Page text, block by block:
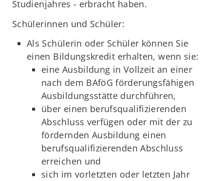
Studienjahres - erbracht haben.
Schülerinnen und Schüler:
Als Schülerin oder Schüler können Sie
einen Bildungskredit erhalten, wenn sie:
eine Ausbildung in Vollzeit an einer
nach dem BAföG förderungsfähigen
Ausbildungsstätte durchführen,
über einen berufsqualifizierenden
Abschluss verfügen oder mit der zu
fördernden Ausbildung einen
berufsqualifizierenden Abschluss
erreichen und
sich im vorletzten oder letzten Jahr